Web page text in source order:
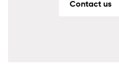
Contact us